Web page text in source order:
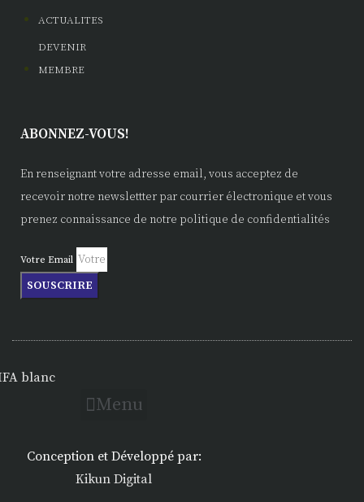
ACTUALITES
DEVENIR
MEMBRE
ABONNEZ-VOUS!
En renseignant votre adresse email, vous acceptez de
recevoir notre newslettter par courrier électronique et vous
prenez connaissance de notre politique de confidentialités
Votre Email
SOUSCRIRE
Menu
Conception et Développé par:
Kikun Digital